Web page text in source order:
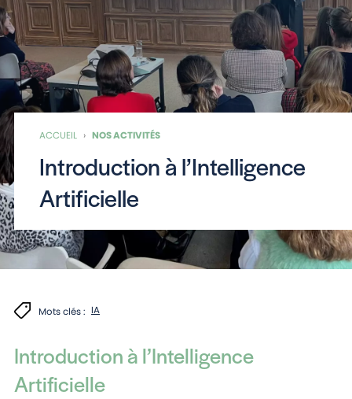
ACCUEIL › NOS ACTIVITÉS
Introduction à l’Intelligence
Artificielle
Mots clés : IA
Introduction à l’Intelligence
Artificielle